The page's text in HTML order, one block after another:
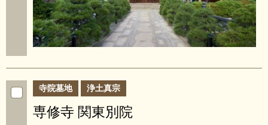
寺院墓地 浄土真宗
専修寺 関東別院